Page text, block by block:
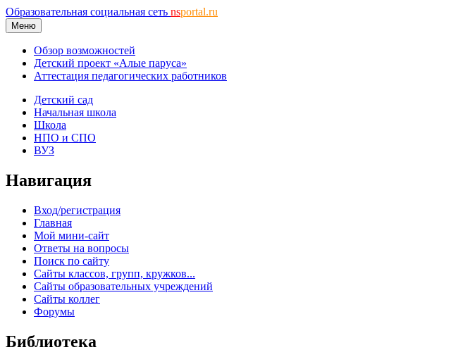
Образовательная социальная сеть nsportal.ru
Меню
Обзор возможностей
Детский проект «Алые паруса»
Аттестация педагогических работников
Детский сад
Начальная школа
Школа
НПО и СПО
ВУЗ
Навигация
Вход/регистрация
Главная
Мой мини-сайт
Ответы на вопросы
Поиск по сайту
Сайты классов, групп, кружков...
Сайты образовательных учреждений
Сайты коллег
Форумы
Библиотека